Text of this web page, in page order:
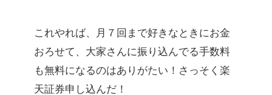
これやれば、月７回まで好きなときにお金
おろせて、大家さんに振り込んでる手数料
も無料になるのはありがたい！さっそく楽
天証券申し込んだ！